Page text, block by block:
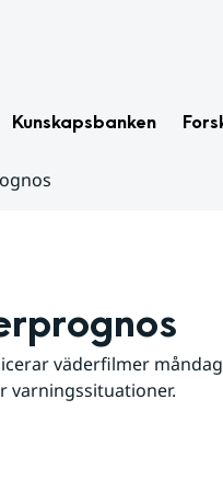
Kunskapsbanken
väderfilmer
varningssituationer.